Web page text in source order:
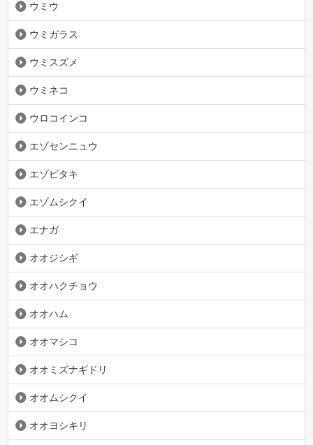
ウミウ
ウミガラス
ウミスズメ
ウミネコ
ウロコインコ
エゾセンニュウ
エゾビタキ
エゾムシクイ
エナガ
オオジシギ
オオハクチョウ
オオハム
オオマシコ
オオミズナギドリ
オオムシクイ
オオヨシキリ